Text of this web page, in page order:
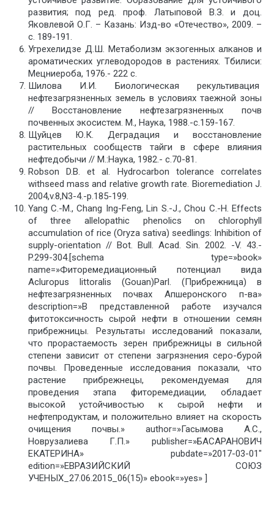
развития; под ред. проф. Латыповой В.З. и доц.
Яковлевой О.Г. – Казань: Изд-во «Отечество», 2009. –
с. 189-191.
Угрехелидзе Д.Ш. Метаболизм экзогенных алканов и
ароматических углеводородов в растениях. Тбилиси:
Мецниероба, 1976.- 222 с.
Шилова И.И. Биологическая рекультивация
нефтезагрязненных земель в условиях таежной зоны
// Восстановление нефтезагрязненных почв
почвенных экосистем. М., Наука, 1988.-с.159-167.
Щуйцев Ю.К. Деградация и восстановление
растительных сообществ тайги в сфере влияния
нефтедобычи // М.:Наука, 1982.- с.70-81.
Robson D.B. et al. Hydrocarbon tolerance correlates
withseed mass and relative growth rate. Bioremediation J.
2004,v.8,N3-4.-p.185-199.
Yang C.-M., Chang Ing-Feng, Lin S.-J., Chou C.-H. Effects
of three allelopathic phenolics on chlorophyll
accumulation of rice (Oryza sativa) seedlings: Inhibition of
supply-orientation // Bot. Bull. Acad. Sin. 2002. -V. 43.-
P.299-304.[schema type=»book»
name=»Фиторемедиационный потенциал вида
Acluropus littoralis (Gouan)Parl. (Прибрежница) в
нефтезагрязненных почвах Апшеронского п-ва»
description=»В представленной работе изучался
фитотоксичность сырой нефти в отношении семян
прибрежницы. Результаты исследований показали,
что прорастаемость зерен прибрежницы в сильной
степени зависит от степени загрязнения серо-бурой
почвы. Проведенные исследования показали, что
растение прибрежнецы, рекомендуемая для
проведения этапа фиторемедиации, обладает
высокой устойчивостью к сырой нефти и
нефтепродуктам, и положительно влияет на скорость
очищения почвы.» author=»Гасымова А.C.,
Новрузалиева Г.П.» publisher=»БАСАРАНОВИЧ
ЕКАТЕРИНА» pubdate=»2017-03-01″
edition=»ЕВРАЗИЙСКИЙ СОЮЗ
УЧЕНЫХ_27.06.2015_06(15)» ebook=»yes» ]